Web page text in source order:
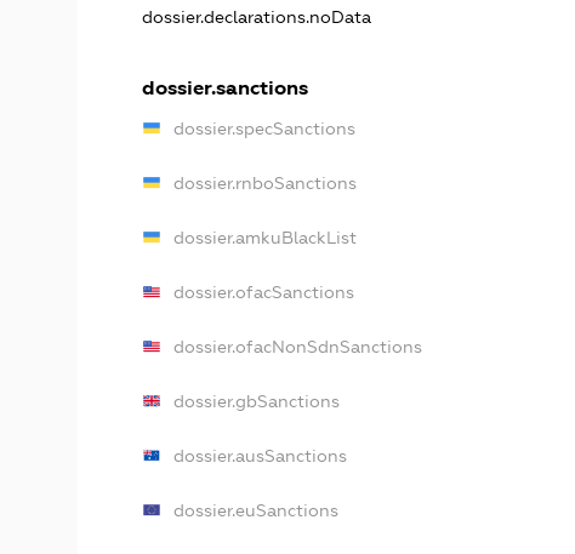
dossier.declarations.noData
dossier.sanctions
dossier.specSanctions
dossier.rnboSanctions
dossier.amkuBlackList
dossier.ofacSanctions
dossier.ofacNonSdnSanctions
dossier.gbSanctions
dossier.ausSanctions
dossier.euSanctions